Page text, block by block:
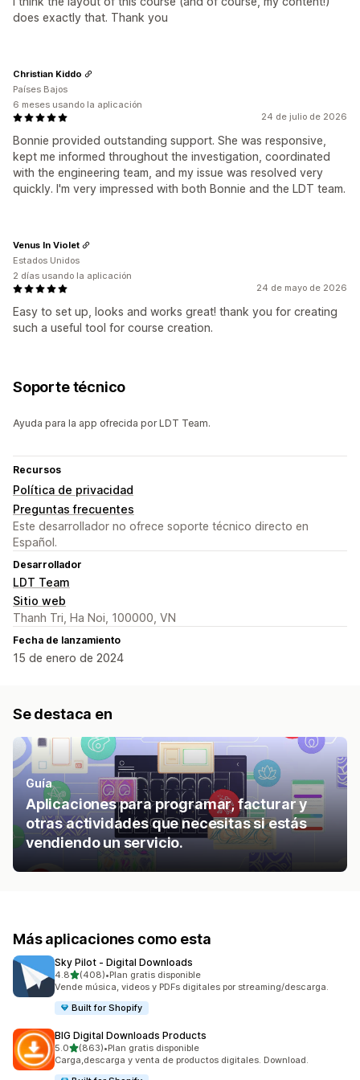
does exactly that. Thank you
24 de julio de 2026
Bonnie provided outstanding support. She was responsive,
kept me informed throughout the investigation, coordinated
with the engineering team, and my issue was resolved very
quickly. I'm very impressed with both Bonnie and the LDT team.
Christian Kiddo
Países Bajos
6 meses usando la aplicación
24 de mayo de 2026
Easy to set up, looks and works great! thank you for creating
such a useful tool for course creation.
Venus In Violet
Estados Unidos
2 días usando la aplicación
Soporte técnico
Ayuda para la app ofrecida por LDT Team.
Recursos
Política de privacidad
Preguntas frecuentes
Este desarrollador no ofrece soporte técnico directo en
Español.
Desarrollador
LDT Team
Sitio web
Thanh Tri, Ha Noi, 100000, VN
Fecha de lanzamiento
15 de enero de 2024
Se destaca en
Guía
Aplicaciones para programar, facturar y
otras actividades que necesitas si estás
vendiendo un servicio.
Más aplicaciones como esta
Sky Pilot ‑ Digital Downloads
4.8de 5 estrellas
(408)
408 reseñas en total
•Plan gratis disponible
Vende música, videos y PDFs digitales por streaming/descarga.
Built for Shopify
BIG Digital Downloads Products
5.0de 5 estrellas
(863)
863 reseñas en total
•Plan gratis disponible
Carga,descarga y venta de productos digitales. Download.